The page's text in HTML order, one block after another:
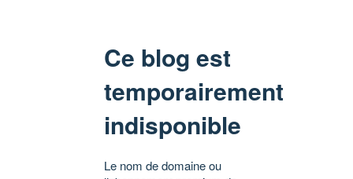
Ce blog est
temporairement
indisponible
Le nom de domaine ou